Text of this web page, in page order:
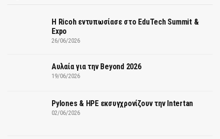
Η Ricoh εντυπωσίασε στο EduTech Summit &
Expo
26/06/2026
Αυλαία για την Beyond 2026
19/06/2026
Pylones & HPE εκσυγχρονίζουν την Intertan
02/06/2026